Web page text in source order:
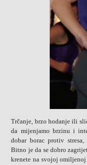
Trčanje, brzo hodanje ili
da mijenjamo brzinu i
dobar borac protiv
Bitno je da se dobro
krenete na svojoj